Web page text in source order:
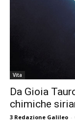
Vita
Da Gioia
chimiche
3 Redazione Galileo -